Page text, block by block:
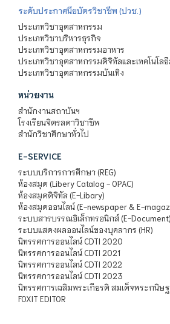
ระดับประกาศนียบัตรวิชาชีพ (ปวช.)
ประเภทวิชาอุตสาหกรรม
ประเภทวิชาบริหารธุรกิจ
ประเภทวิชาอุตสาหกรรมอาหาร
ประเภทวิชาอุตสาหกรรมดิจิทัลและเทคโนโลยี
ประเภทวิชาอุตสาหกรรมบันเทิง
หน่วยงาน
สำนักงานสถาบันฯ
โรงเรียนจิตรลดาวิชาชีพ
สำนักวิชาศึกษาทั่วไป
E-SERVICE
ระบบบริการการศึกษา (REG)
ห้องสมุด (Libery Catalog - OPAC)
ห้องสมุดดิจิทัล (E-Libary)
ห้องสมุดออนไลน์ (E-newspaper & E-
ระบบสารบรรณอิเล็กทรอนิกส์ (E-Document)
ระบบแสดงผลออนไลน์ของบุคลากร (HR)
นิทรรศการออนไลน์ CDTI 2020
นิทรรศการออนไลน์ CDTI 2021
นิทรรศการออนไลน์ CDTI 2022
นิทรรศการออนไลน์ CDTI 2023
นิทรรศการเฉลิมพระเกียรติ สมเด็จพระกนิษฐ
FOXIT EDITOR